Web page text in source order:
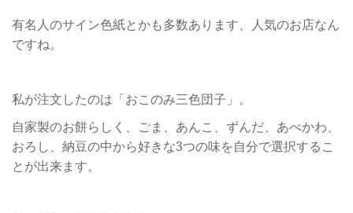
有名人のサイン色紙とかも多数あります、人気のお店なん
ですね。
私が注文したのは「おこのみ三色団子」。
自家製のお餅らしく、ごま、あんこ、ずんだ、あべかわ、
おろし、納豆の中から好きな3つの味を自分で選択するこ
とが出来ます。